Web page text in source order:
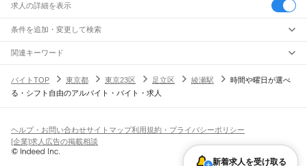
求人の詳細を表示
条件を追加・変更して検索
市区町村を追加・変更
東京都すべて
東京23区すべて
江戸川区
八王子市立川市武蔵野市 昭島市調布市町田市小金井市
小平市日野市 狛江市 東大和市 清瀬市
駅を追加・変更
JR山手線
大崎駅五反田駅目黒駅恵比寿駅 代々木駅新宿駅新大久保駅
高田馬場駅
田端駅 西日暮里駅
職種を追加・変更
飲食・フードサービスすべて
ホールスタッフキッチンスタッフ
パン屋（ベーカリー）
バー（BAR）・バーテンダー
飲食店（店長・マネージャー）
人気
日払いOK高校生歓迎 髪型・髪色自由
留学生・外国人活躍中
雇用形態を追加・変更
関連キーワード
バイトTOP
東京都 東京23区 足立区 綾瀬駅
時間や曜日が選べ
る・シフト自由のアルバイト・バイト・求人
新着求人を受け取る
ヘルプ・お問い合わせサイトマップ利用規約・プライバシーポリシー
[企業]求人広告の掲載相談